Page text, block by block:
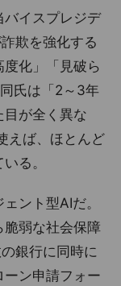
イスプレジデ
欺を強化する
化」「見破ら
氏は「2～3年
が全く異な
えば、ほとんど
る。
ント型AIだ。
脆弱な社会保障
銀行に同時に
ン申請フォー